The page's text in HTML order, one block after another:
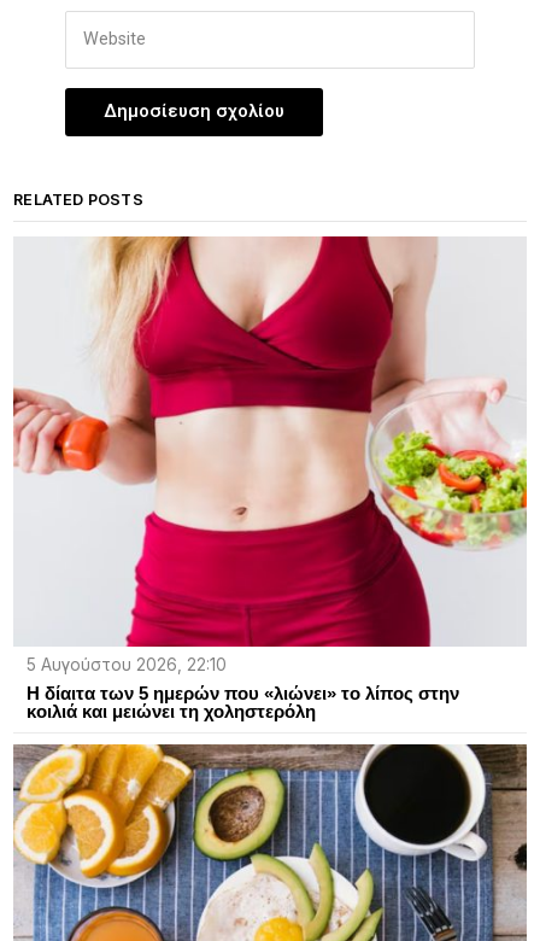
RELATED POSTS
5 Αυγούστου 2026, 22:10
Η δίαιτα των 5 ημερών που «λιώνει» το λίπος στην
κοιλιά και μειώνει τη χοληστερόλη